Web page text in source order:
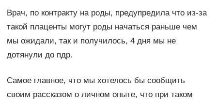
Врач, по контракту на роды, предупредила что из-за
такой плаценты могут роды начаться раньше чем
мы ожидали, так и получилось, 4 дня мы не
дотянули до пдр.
Самое главное, что мы хотелось бы сообщить
своим рассказом о личном опыте, что при таком